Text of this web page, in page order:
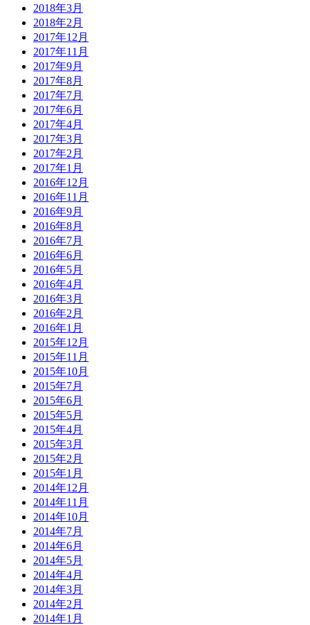
2018年3月
2018年2月
2017年12月
2017年11月
2017年9月
2017年8月
2017年7月
2017年6月
2017年4月
2017年3月
2017年2月
2017年1月
2016年12月
2016年11月
2016年9月
2016年8月
2016年7月
2016年6月
2016年5月
2016年4月
2016年3月
2016年2月
2016年1月
2015年12月
2015年11月
2015年10月
2015年7月
2015年6月
2015年5月
2015年4月
2015年3月
2015年2月
2015年1月
2014年12月
2014年11月
2014年10月
2014年7月
2014年6月
2014年5月
2014年4月
2014年3月
2014年2月
2014年1月